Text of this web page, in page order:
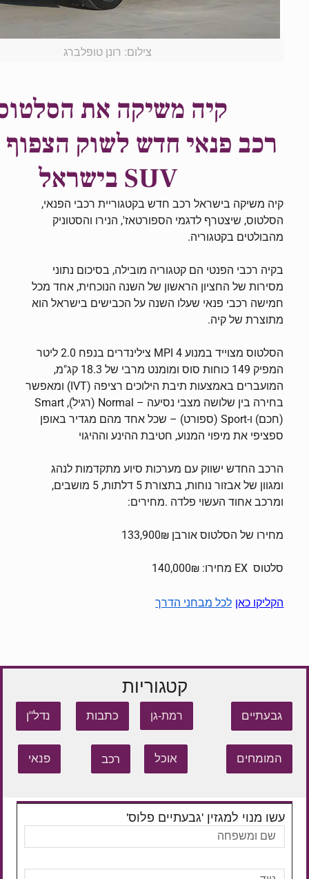
צילום: רונן טופלברג
קיה משיקה את
רכב פנאי חדש לשוק
SUV בישראל
קיה משיקה בישראל רכב חדש בקטגוריית רכבי הפנאי,
הסלטוס, שיצטרף לדגמי הספורטאז', הנירו והסטוניק
מהבולטים בקטגוריה.
בקיה רכבי הפנטי הם קטגוריה מובילה, בסיכום נתוני
מסירות של החציון הראשון של השנה הנוכחית, אחד מכל
חמישה רכבי פנאי שעלו השנה על הכבישים בישראל הוא
מתוצרת של קיה.
הסלטוס מצוייד במנוע MPI 4 צילינדרים בנפח 2.0 ליטר
המפיק 149 כוחות סוס ומומנט מרבי של 18.3 קג"מ,
המועברים באמצעות תיבת הילוכים רציפה (IVT) ומאפשר
בחירה בין שלושה מצבי נסיעה – Normal (רגיל), Smart
(חכם) ו-Sport (ספורט) – שכל אחד מהם מגדיר באופן
ספציפי את מיפוי המנוע, חטיבת ההינע וההיגוי
הרכב החדש ישווק עם מערכות סיוע מתקדמות לנהג
ומגוון של אבזור נוחות, בתצורת 5 דלתות, 5 מושבים,
ומרכב אחוד העשוי פלדה .מחירים:
מחירו של הסלטוס אורבן 133,900₪
סלטוס EX מחירו: 140,000₪
הקליקו כאן לכל מבחני הדרך
קטגוריות
גבעתיים רמת-גן כתבות נדל"ן
המומחים אוכל רכב פנאי
עשו מנוי למגזין 'גבעתיים פלוס'